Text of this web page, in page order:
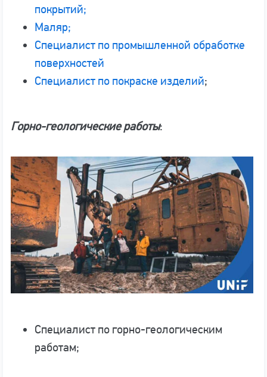
покрытий;
Маляр;
Специалист по промышленной обработке
поверхностей
Специалист по покраске изделий;
Горно-геологические работы:
Специалист по горно-геологическим
работам;